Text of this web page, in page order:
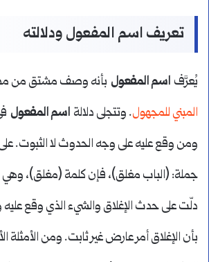
تعريف اسم المفعول ودلالته
يُعرَّف اسم المفعول بأنه وصف مشتق من
المبني للمجهول. وتتجلى دلالة اسم المفعول
ومن وقع عليه على وجه الحدوث لا الثبوت.
جملة: (الباب مغلق)، فإن كلمة (مغلق)، وهي
دلّت على حدث الإغلاق والشيء الذي وقع عليه
بأن الإغلاق أمر عارض غير ثابت. ومن الأمثلة